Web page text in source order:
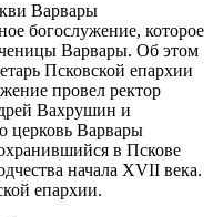
Варвары
богослужение, которое
Варвары. Об этом
Псковской епархии
провел ректор
Вахрушин и
церковь Варвары
в Пскове
начала XVII века.
епархии.